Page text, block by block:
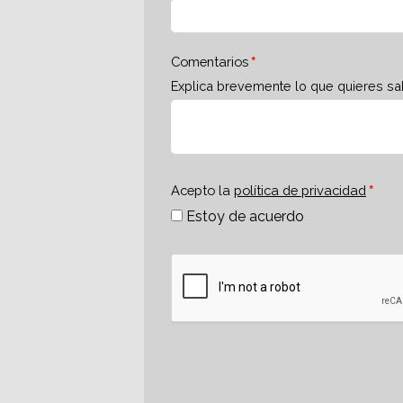
Comentarios
Explica brevemente lo que quieres
Acepto la política de privacidad
Estoy de acuerdo